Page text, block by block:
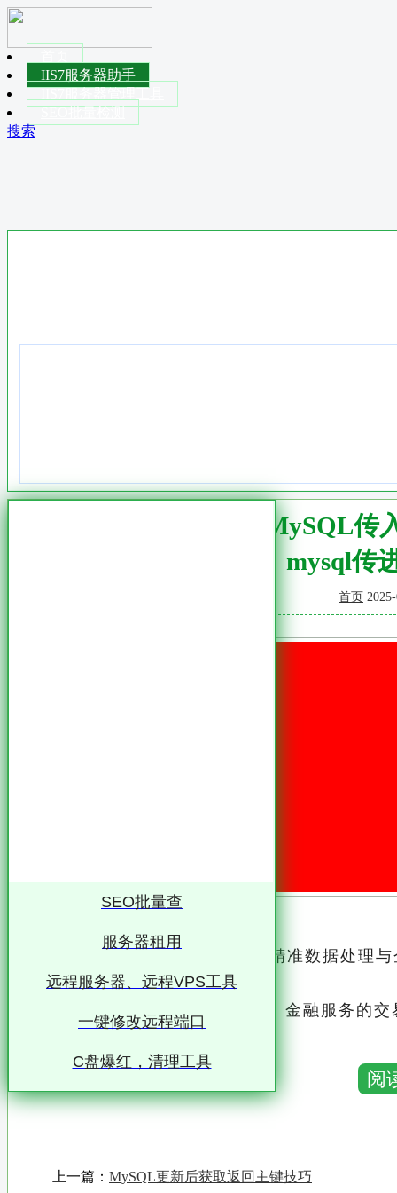
IIS7服务器助手
搜索
解析MySQL传
mysql传
首页
解析MySQL传入的日期参数：精准数据处理
务运作的核心
无论是电商平台的订单处理、金融服务的交
MySQL，作为广泛使用的开源关系型数据
例如“2023-01-01”），如何通过精准处理这
阅
上一篇： MySQL更新后获取返回主键技巧
SEO批量查
服务器租用
远程服务器、远程VPS工具
一键修改远程端口
C盘爆红，清理工具